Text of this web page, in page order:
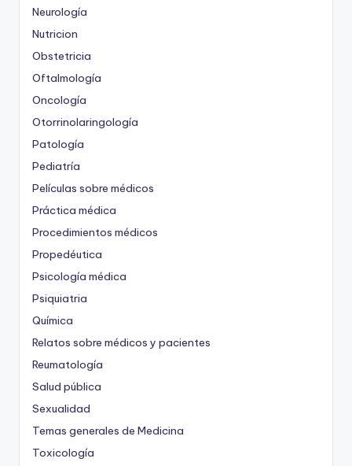
Neurología
Nutricion
Obstetricia
Oftalmología
Oncología
Otorrinolaringología
Patología
Pediatría
Películas sobre médicos
Práctica médica
Procedimientos médicos
Propedéutica
Psicología médica
Psiquiatria
Química
Relatos sobre médicos y pacientes
Reumatología
Salud pública
Sexualidad
Temas generales de Medicina
Toxicología